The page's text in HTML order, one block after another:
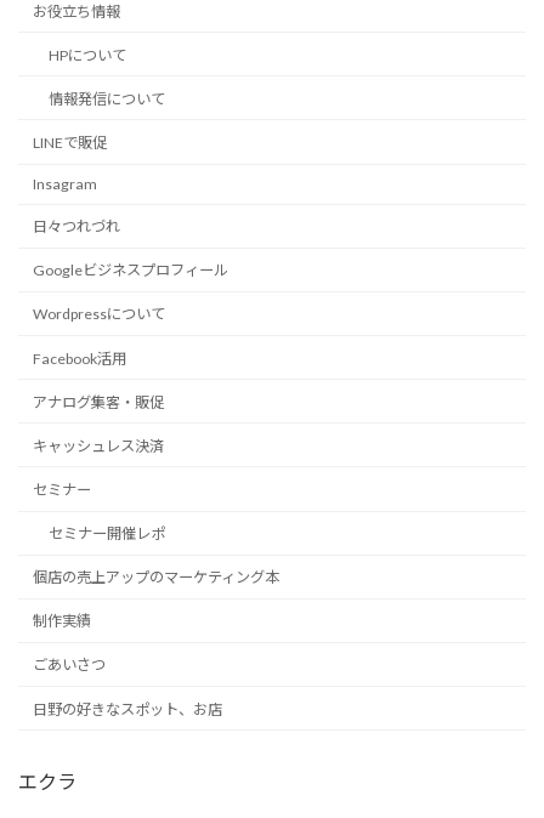
お役立ち情報
HPについて
情報発信について
LINEで販促
Insagram
日々つれづれ
Googleビジネスプロフィール
Wordpressについて
Facebook活用
アナログ集客・販促
キャッシュレス決済
セミナー
セミナー開催レポ
個店の売上アップのマーケティング本
制作実績
ごあいさつ
日野の好きなスポット、お店
エクラ